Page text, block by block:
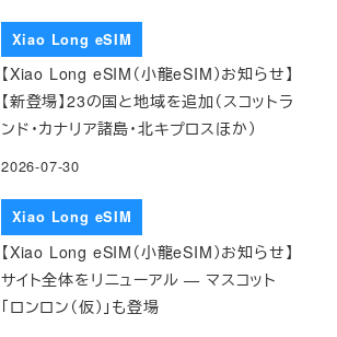
Xiao Long eSIM
【Xiao Long eSIM（小龍eSIM）お知らせ】
【新登場】23の国と地域を追加（スコットラ
ンド・カナリア諸島・北キプロスほか）
2026-07-30
Xiao Long eSIM
【Xiao Long eSIM（小龍eSIM）お知らせ】
サイト全体をリニューアル — マスコット
「ロンロン（仮）」も登場